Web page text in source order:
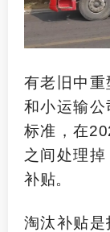
有老旧中
和小运输
标准，在
之间处理
补贴。
淘汰补贴